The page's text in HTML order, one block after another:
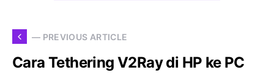
— PREVIOUS ARTICLE
Cara Tethering V2Ray di HP ke PC